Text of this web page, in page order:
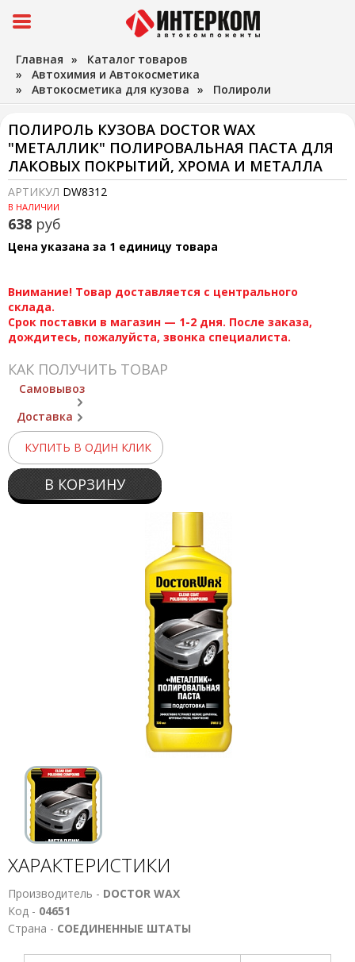
Главная » Каталог товаров
» Автохимия и Автокосметика
» Автокосметика для кузова » Полироли
ПОЛИРОЛЬ КУЗОВА DOCTOR WAX
"МЕТАЛЛИК" ПОЛИРОВАЛЬНАЯ ПАСТА ДЛЯ
ЛАКОВЫХ ПОКРЫТИЙ, ХРОМА И МЕТАЛЛА
АРТИКУЛ DW8312
В НАЛИЧИИ
638 руб
Цена указана за 1 единицу товара
Внимание! Товар доставляется с центрального
склада.
Срок поставки в магазин — 1-2 дня. После заказа,
дождитесь, пожалуйста, звонка специалиста.
КАК ПОЛУЧИТЬ ТОВАР
Самовывоз
Доставка
КУПИТЬ В ОДИН КЛИК
В КОРЗИНУ
ХАРАКТЕРИСТИКИ
Производитель - DOCTOR WAX
Код - 04651
Страна - СОЕДИНЕННЫЕ ШТАТЫ